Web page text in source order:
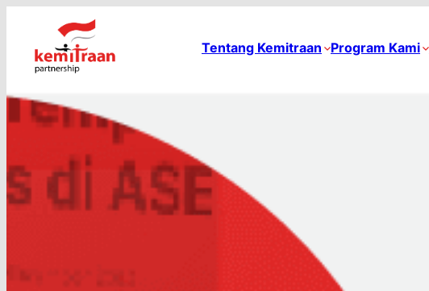
Tentang Kemitraan Program Kami